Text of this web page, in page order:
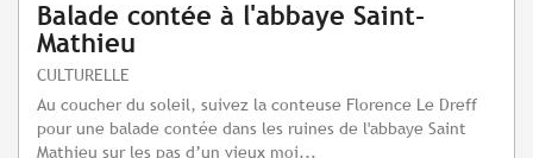
Balade contée à l'abbaye Saint-
Mathieu
CULTURELLE
Au coucher du soleil, suivez la conteuse Florence Le Dreff
pour une balade contée dans les ruines de l'abbaye Saint
Mathieu sur les pas d’un vieux moi...